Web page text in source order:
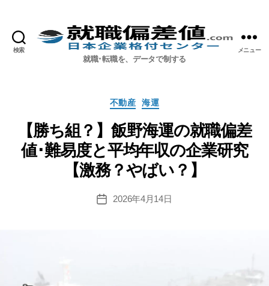
検索 就職偏差値.com【公式】
就職･転職を、データで制する
メニュー
カ
ゴ
リ
ー
不動産 海運
【勝ち組？】飯野海運の就職偏差
値･難易度と平均年収の企業研究
【激務？やばい？】
投
2026年4月14日